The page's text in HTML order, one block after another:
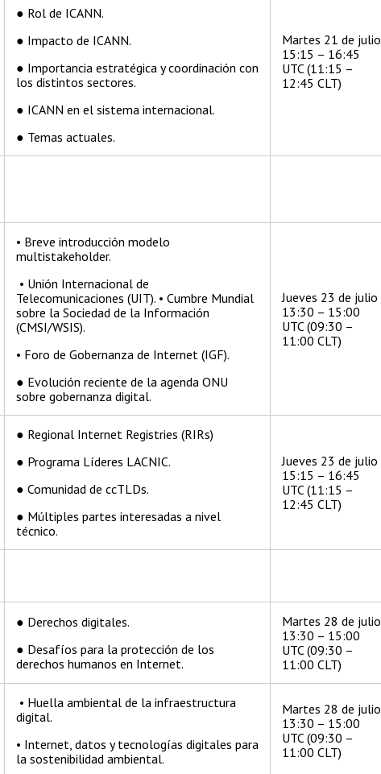
● Rol de ICANN.
● Impacto de ICANN.
● Importancia estratégica y coordinación con
los distintos sectores.
● ICANN en el sistema internacional.
● Temas actuales.
Martes 21 de julio
15:15 – 16:45
UTC (11:15 –
12:45 CLT)
• Breve introducción modelo
multistakeholder.
• Unión Internacional de
Telecomunicaciones (UIT). • Cumbre Mundial
sobre la Sociedad de la Información
(CMSI/WSIS).
• Foro de Gobernanza de Internet (IGF).
● Evolución reciente de la agenda ONU
sobre gobernanza digital.
Jueves 23 de julio
13:30 – 15:00
UTC (09:30 –
11:00 CLT)
● Regional Internet Registries (RIRs)
● Programa Líderes LACNIC.
● Comunidad de ccTLDs.
● Múltiples partes interesadas a nivel
técnico.
Jueves 23 de julio
15:15 – 16:45
UTC (11:15 –
12:45 CLT)
● Derechos digitales.
● Desafíos para la protección de los
derechos humanos en Internet.
Martes 28 de julio
13:30 – 15:00
UTC (09:30 –
11:00 CLT)
• Huella ambiental de la infraestructura
digital.
• Internet, datos y tecnologías digitales para
la sostenibilidad ambiental.
Martes 28 de julio
13:30 – 15:00
UTC (09:30 –
11:00 CLT)